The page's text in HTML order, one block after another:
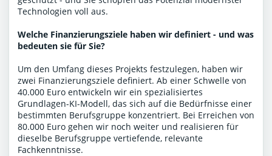
Technologien voll aus.
Welche Finanzierungsziele haben wir definiert - und was
bedeuten sie für Sie?
Um den Umfang dieses Projekts festzulegen, haben wir
zwei Finanzierungsziele definiert. Ab einer Schwelle von
40.000 Euro entwickeln wir ein spezialisiertes
Grundlagen-KI-Modell, das sich auf die Bedürfnisse einer
bestimmten Berufsgruppe konzentriert. Bei Erreichen von
80.000 Euro gehen wir noch weiter und realisieren für
dieselbe Berufsgruppe vertiefende, relevante
Fachkenntnisse.